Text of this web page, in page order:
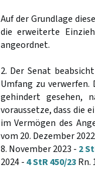
Auf der Grundlage
die erweiterte
angeordnet.
2. Der Senat
Umfang zu verwerfen.
gehindert gesehen,
voraussetze, dass die
im Vermögen des
vom 20. Dezember
8. November 2023 - 2
2024 -4 StR 450/23Rn.